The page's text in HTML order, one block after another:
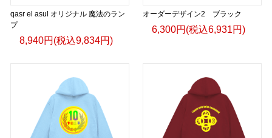
qasr el asul オリジナル 魔法のラン
プ
8,940円(税込9,834円)
オーダーデザイン2 ブラック
6,300円(税込6,931円)